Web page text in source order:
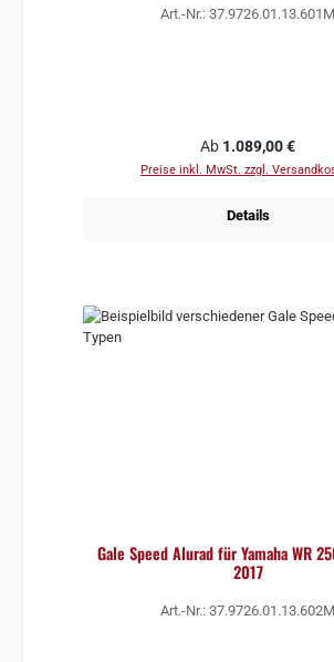
Art.-Nr.: 37.9726.01.13.601M
Regulärer Preis:
Ab 1.089,00 €
Preise inkl. MwSt. zzgl.
Details
Gale Speed Alurad für Yamaha WR
2017
Art.-Nr.: 37.9726.01.13.602M